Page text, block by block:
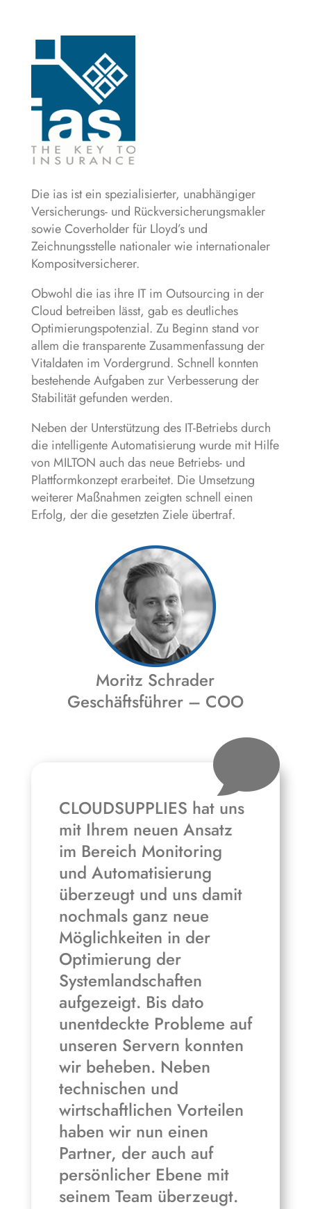
Die ias ist ein spezialisierter, unabhängiger
Versicherungs- und Rückversicherungsmakler
sowie Coverholder für Lloyd’s und
Zeichnungsstelle nationaler wie internationaler
Kompositversicherer.
Obwohl die ias ihre IT im Outsourcing in der
Cloud betreiben lässt, gab es deutliches
Optimierungspotenzial. Zu Beginn stand vor
allem die transparente Zusammenfassung der
Vitaldaten im Vordergrund. Schnell konnten
bestehende Aufgaben zur Verbesserung der
Stabilität gefunden werden.
Neben der Unterstützung des IT-Betriebs durch
die intelligente Automatisierung wurde mit Hilfe
von MILTON auch das neue Betriebs- und
Plattformkonzept erarbeitet. Die Umsetzung
weiterer Maßnahmen zeigten schnell einen
Erfolg, der die gesetzten Ziele übertraf.
Moritz Schrader
Geschäftsführer – COO

CLOUDSUPPLIES hat uns
mit Ihrem neuen Ansatz
im Bereich Monitoring
und Automatisierung
überzeugt und uns damit
nochmals ganz neue
Möglichkeiten in der
Optimierung der
Systemlandschaften
aufgezeigt. Bis dato
unentdeckte Probleme auf
unseren Servern konnten
wir beheben. Neben
technischen und
wirtschaftlichen Vorteilen
haben wir nun einen
Partner, der auch auf
persönlicher Ebene mit
seinem Team überzeugt.